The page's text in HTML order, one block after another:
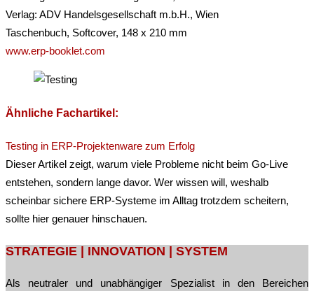
Verlag: ADV Handelsgesellschaft m.b.H., Wien
Taschenbuch, Softcover, 148 x 210 mm
www.erp-booklet.com
Ähnliche Fachartikel:
Testing in ERP-Projektenware zum Erfolg
Dieser Artikel zeigt, warum viele Probleme nicht beim Go‑Live
entstehen, sondern lange davor. Wer wissen will, weshalb
scheinbar sichere ERP‑Systeme im Alltag trotzdem scheitern,
sollte hier genauer hinschauen.
Post
navigation
STRATEGIE | INNOVATION | SYSTEM
Als neutraler und unabhängiger Spezialist in den Bereichen